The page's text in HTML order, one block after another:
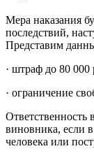
Мера наказания
последствий,
Представим
· штраф до 80 000
· ограничение
Ответственность
виновника, если
человека или